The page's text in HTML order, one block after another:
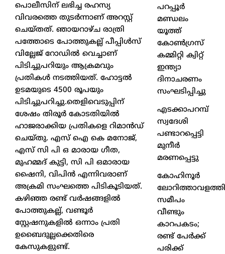
പൊലീസിന് ലഭിച്ച രഹസ്യ
വിവരത്തെ തുടര്‍ന്നാണ് അറസ്റ്റ്
ചെയ്തത്. ഞായറാഴ്ച രാത്രി
പത്തോടെ പോത്തുകല്ല് പീപ്പിള്‍സ്
വില്ലേജ് റോഡില്‍ വെച്ചാണ്
പിടിച്ചുപറിയും ആക്രമവും
പ്രതികള്‍ നടത്തിയത്. ഹോട്ടല്‍
ഉടമയുടെ 4500 രൂപയും
പിടിച്ചുപറിച്ചു.തെളിവെടുപ്പിന്
ശേഷം തിരൂര്‍ കോടതിയില്‍
ഹാജരാക്കിയ പ്രതികളെ റിമാന്‍ഡ്
ചെയ്തു. എസ് ഐ കെ മനോജ്,
എസ് സി പി ഒ മാരായ ഗീത,
മുഹമ്മദ് കുട്ടി, സി പി ഒമാരായ
ഷൈനി, വിപിന്‍ എന്നിവരാണ്
അക്രമി സംഘത്തെ പിടികൂടിയത്.
കഴിഞ്ഞ രണ്ട് വര്‍ഷങ്ങളില്‍
പോത്തുകല്ല്, വണ്ടൂര്‍
സ്റ്റേഷനുകളില്‍ ഒന്നാം പ്രതി
ഉബൈദുല്ലക്കെതിരെ
കേസുകളുണ്ട്.
പറപ്പൂർ
മണ്ഡലം
യൂത്ത്
കോൺഗ്രസ്
കമ്മിറ്റി ക്വിറ്റ്
ഇന്ത്യാ
ദിനാചരണം
സംഘടിപ്പിച്ചു
എടക്കാപറമ്പ്
സ്വദേശി
പണ്ടാറപ്പെട്ടി
മുനീർ
മരണപ്പെട്ടു
കോഹിനൂർ
സമീപം
വീണ്ടും
കാറപകടം;
രണ്ട് പേർക്ക്
പരിക്ക്